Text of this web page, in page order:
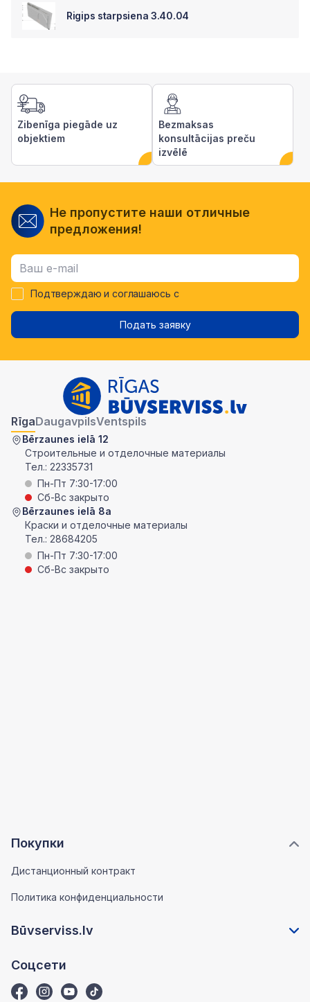
Rigips starpsiena 3.40.04
Zibenīga piegāde uz
objektiem
Bezmaksas
konsultācijas preču
izvēlē
Не пропустите наши отличные
предложения!
Подтверждаю и соглашаюсь с
Подать заявку
Покупки
Дистанционный контракт
Политика конфиденциальности
Būvserviss.lv
Соцсети
RīgaDaugavpilsVentspils
Bērzaunes ielā 12
Строительные и отделочные материалы
Тел.: 22335731
Пн-Пт 7:30-17:00
Сб-Вс закрыто
Bērzaunes ielā 8a
Краски и отделочные материалы
Тел.: 28684205
Пн-Пт 7:30-17:00
Сб-Вс закрыто